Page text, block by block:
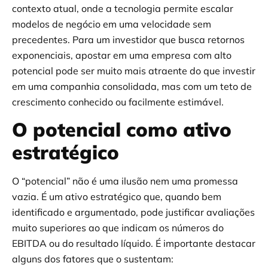
contexto atual, onde a tecnologia permite escalar
modelos de negócio em uma velocidade sem
precedentes. Para um investidor que busca retornos
exponenciais, apostar em uma empresa com alto
potencial pode ser muito mais atraente do que investir
em uma companhia consolidada, mas com um teto de
crescimento conhecido ou facilmente estimável.
O potencial como ativo
estratégico
O “potencial” não é uma ilusão nem uma promessa
vazia. É um ativo estratégico que, quando bem
identificado e argumentado, pode justificar avaliações
muito superiores ao que indicam os números do
EBITDA ou do resultado líquido. É importante destacar
alguns dos fatores que o sustentam: